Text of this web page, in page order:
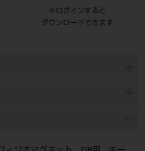
※ログインすると
ダウンロードできます